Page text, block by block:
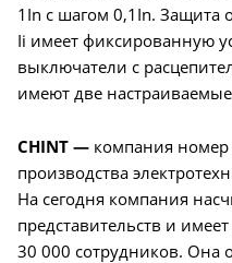
1In с шагом 0,1In. Защита
Ii имеет фиксированную
выключатели c
имеют две настраиваемые
CHINT — компания
производства
На сегодня компания
представительств и
30 000 сотрудников. Она